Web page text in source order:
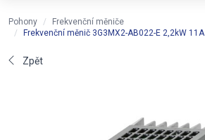
Pohony
Frekvenční měniče
Frekvenční měnič 3G3MX2-AB022-E 2,2kW 11A
Zpět